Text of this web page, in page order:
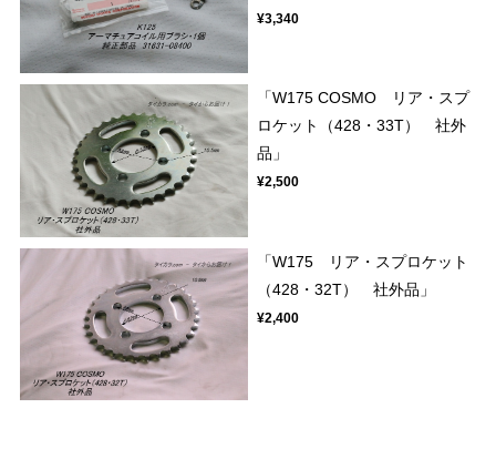
¥3,340
「W175 COSMO リア・スプ
ロケット（428・33T） 社外
品」
¥2,500
「W175 リア・スプロケット
（428・32T） 社外品」
¥2,400